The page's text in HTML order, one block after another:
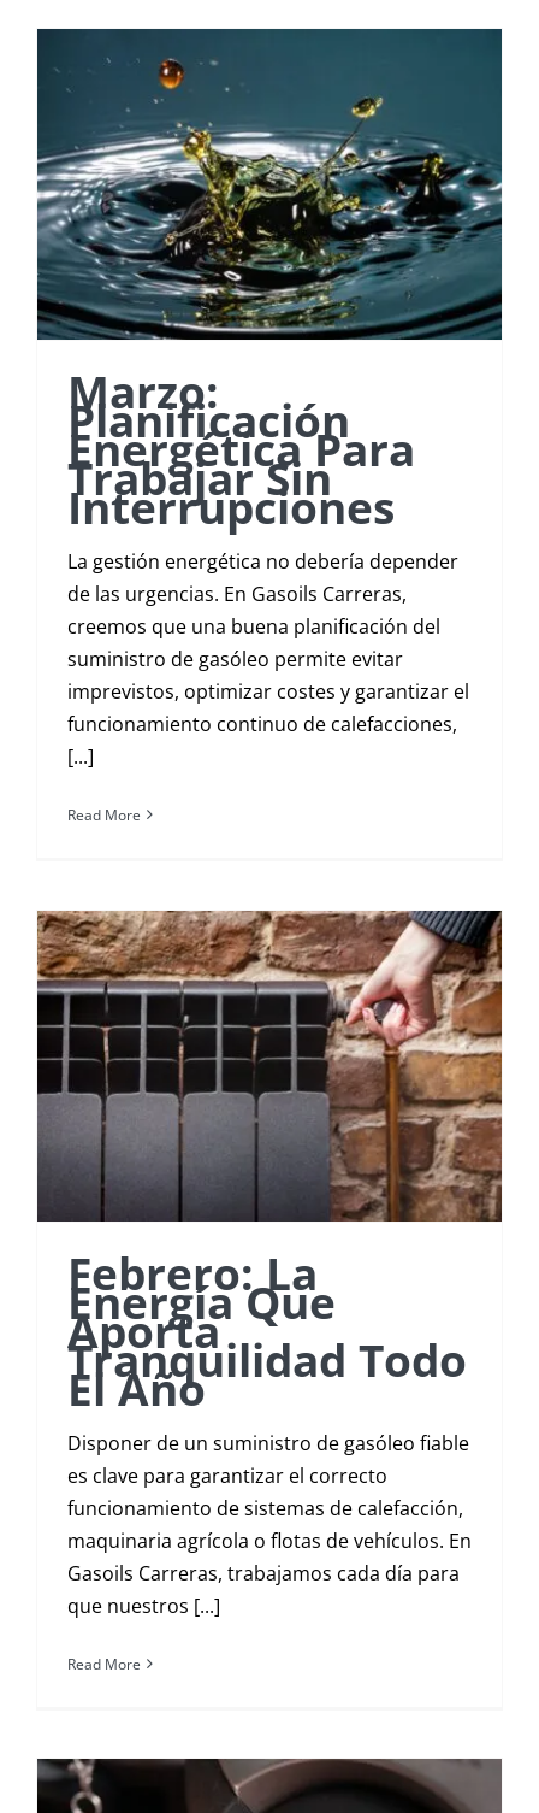
Marzo:
Planificación
Energética Para
Trabajar Sin
Interrupciones
La gestión energética no debería depender
de las urgencias. En Gasoils Carreras,
creemos que una buena planificación del
suministro de gasóleo permite evitar
imprevistos, optimizar costes y garantizar el
funcionamiento continuo de calefacciones,
[...]
Read More
Febrero: La
Energía Que
Aporta
Tranquilidad Todo
El Año
Disponer de un suministro de gasóleo fiable
es clave para garantizar el correcto
funcionamiento de sistemas de calefacción,
maquinaria agrícola o flotas de vehículos. En
Gasoils Carreras, trabajamos cada día para
que nuestros [...]
Read More